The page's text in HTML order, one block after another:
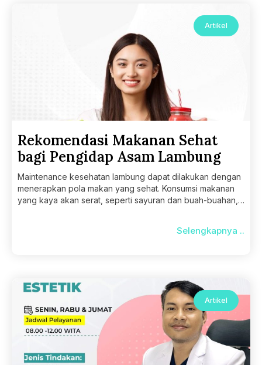
Artikel
Rekomendasi Makanan Sehat
bagi Pengidap Asam Lambung
Maintenance kesehatan lambung dapat dilakukan dengan
menerapkan pola makan yang sehat. Konsumsi makanan
yang kaya akan serat, seperti sayuran dan buah-buahan,
Selengkapnya ..
Artikel